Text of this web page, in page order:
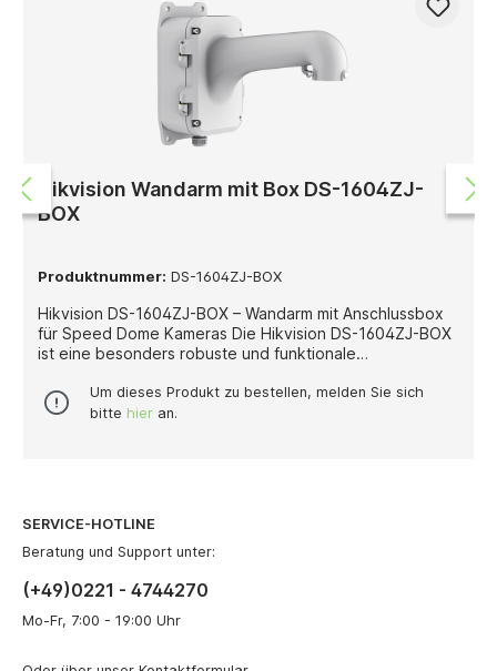
Hikvision Wandarm mit Box DS-1604ZJ-
BOX
Produktnummer: DS-1604ZJ-BOX
Hikvision DS-1604ZJ-BOX – Wandarm mit Anschlussbox
für Speed Dome Kameras Die Hikvision DS-1604ZJ-BOX
ist eine besonders robuste und funktionale
speziell für die Montage von Hikvision Speed Dome
Kameras entwickelt wurde. Sie bietet eine stabile,
außergewöhnliche Stabilität und
Korrosionsbeständigkeit. Die integrierte Anschlussbox
Kabelführung, wodurch die Installation erleichtert und
das System vor Umwelteinflüssen geschützt wird. Das
Design in Hikvision-Weiß sorgt für ein professionelles,
Um dieses Produkt zu bestellen, melden Sie sich
bitte hier an.
SERVICE-HOTLINE
Beratung und Support unter:
(+49)0221 - 4744270
Mo-Fr, 7:00 - 19:00 Uhr